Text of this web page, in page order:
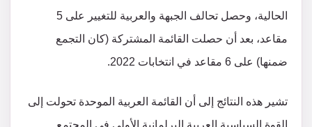
الحالية، وحصل تحالف الجبهة والعربية للتغيير على 5
مقاعد، بعد أن حصلت القائمة المشتركة (كان التجمع
ضمنها) على 6 مقاعد في انتخابات 2022.
تشير هذه النتائج إلى أن القائمة العربية الموحدة تحولت إلى
القوة السياسية العربية البرلمانية الأولى في المجتمع